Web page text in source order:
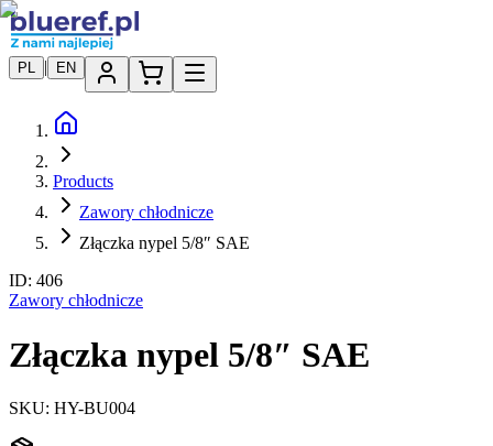
PL | EN
Products
Zawory chłodnicze
Złączka nypel 5/8″ SAE
ID: 406
Zawory chłodnicze
Złączka nypel 5/8″ SAE
SKU: HY-BU004